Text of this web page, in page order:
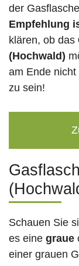
der
Empfehlung
klären, ob das
(Hochwald)
am Ende
zu sein!
Schauen Sie
es eine graue
einer grauen